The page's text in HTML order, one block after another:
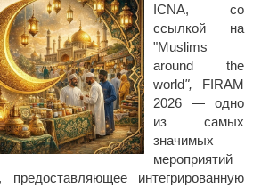
ICNA, со
ссылкой на
"Muslims
around the
world",
FIRAM
2026 — одно
из самых
значимых
мероприятий
интегрированную